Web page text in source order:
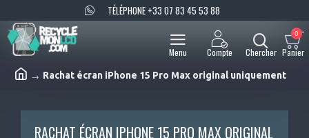
TÉLÉPHONE +33 07 83 45 53 88
0
Rachat écran iPhone 15 Pro Max original uniquement
RACHAT ÉCRAN IPHONE 15 PRO MAX ORIGINAL